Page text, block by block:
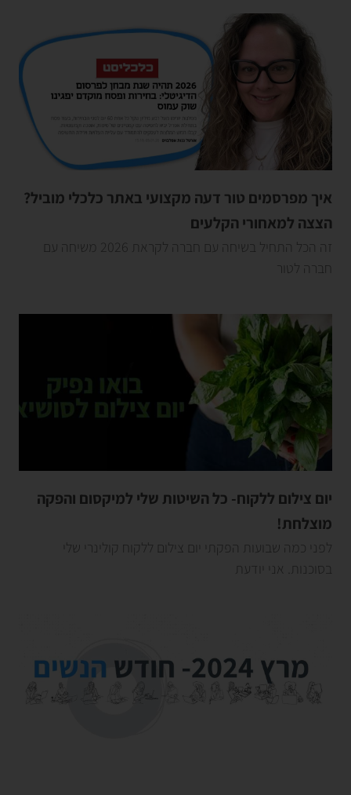
איך מפרסמים טור דעה מקצועי באתר כלכלי מוביל?
הצצה למאחורי הקלעים
זה הכל התחיל בשיחה עם חברה לקראת 2026 משיחה עם
חברה לטור
יום צילום ללקוח- כל השיטות שלי למיקסום והפקה
מוצלחת!
לפני כמה שבועות הפקתי יום צילום ללקוח קולינרי שלי
בסוכנות. אני יודעת